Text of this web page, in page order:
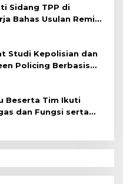
Sidang TPP di
Bahas Usulan Remisi
Studi Kepolisian dan
Policing Berbasis
Beserta Tim Ikuti
dan Fungsi serta
ke Lapas Terbuka